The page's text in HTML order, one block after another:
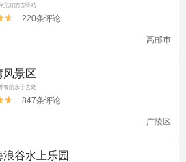
完好的古驿站
220条评论
高邮市
风景区
餐的亲子去处
847条评论
广陵区
浪谷水上乐园